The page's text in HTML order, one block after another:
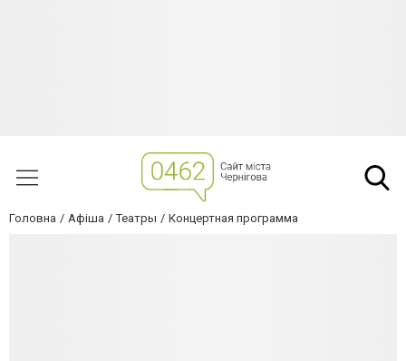
Головна Афіша Театры Концертная программа